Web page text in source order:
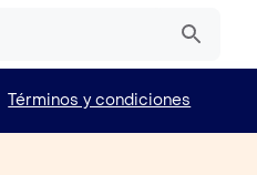
Términos y condiciones